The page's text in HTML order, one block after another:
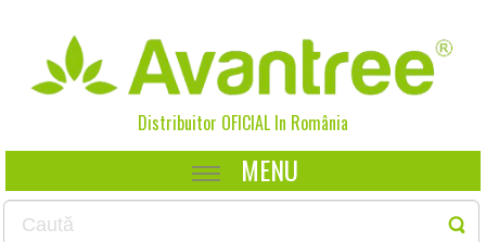
Distribuitor OFICIAL In România
MENU